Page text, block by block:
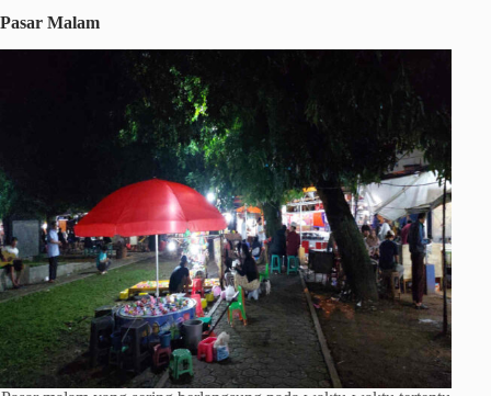
Pasar Malam